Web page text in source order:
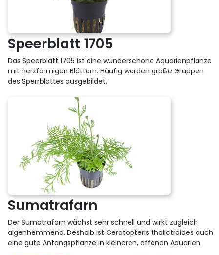
Speerblatt 1705
Das Speerblatt 1705 ist eine wunderschöne Aquarienpflanze
mit herzförmigen Blättern. Häufig werden große Gruppen
des Sperrblattes ausgebildet.
Sumatrafarn
Der Sumatrafarn wächst sehr schnell und wirkt zugleich
algenhemmend. Deshalb ist Ceratopteris thalictroides auch
eine gute Anfangspflanze in kleineren, offenen Aquarien.